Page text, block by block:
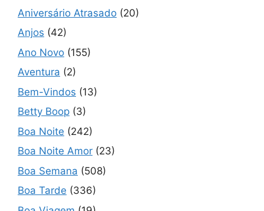
Aniversário Atrasado (20)
Anjos (42)
Ano Novo (155)
Aventura (2)
Bem-Vindos (13)
Betty Boop (3)
Boa Noite (242)
Boa Noite Amor (23)
Boa Semana (508)
Boa Tarde (336)